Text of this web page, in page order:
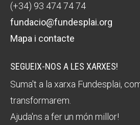
(+34) 93 474 74 74
fundacio@fundesplai.org
Mapa i contacte
SEGUEIX-NOS A LES XARXES!
Suma't a la xarxa Fundesplai,
transformarem.
Ajuda'ns a fer un món millor!
Treballa amb nosaltres
Treballa amb nosaltres